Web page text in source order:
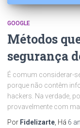
GOOGLE
Métodos
segurança
É comum considerar-
porque não contêm
hackers. Na verdade,
provavelmente com
Por Fidelizarte , Há 6